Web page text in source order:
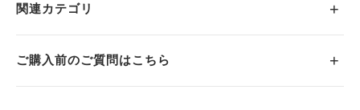
関連カテゴリ
ご購入前のご質問はこちら